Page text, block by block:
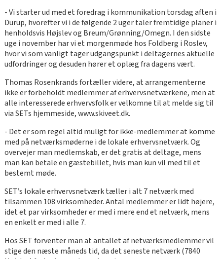
- Vi starter ud med et foredrag i kommunikation torsdag aften i
Durup, hvorefter vi i de følgende 2 uger taler fremtidige planer i
henholdsvis Højslev og Breum/Grønning/Omegn. I den sidste
uge i november har vi et morgenmøde hos Foldberg i Roslev,
hvor vi som vanligt tager udgangspunkt i deltagernes aktuelle
udfordringer og desuden hører et oplæg fra dagens vært.
Thomas Rosenkrands fortæller videre, at arrangementerne
ikke er forbeholdt medlemmer af erhvervsnetværkene, men at
alle interesserede erhvervsfolk er velkomne til at melde sig til
via SETs hjemmeside, www.skiveet.dk.
- Det er som regel altid muligt for ikke-medlemmer at komme
med på netværksmøderne i de lokale erhvervsnetværk. Og
overvejer man medlemskab, er det gratis at deltage, mens
man kan betale en gæstebillet, hvis man kun vil med til et
bestemt møde.
SET’s lokale erhvervsnetværk tæller i alt 7 netværk med
tilsammen 108 virksomheder. Antal medlemmer er lidt højere,
idet et par virksomheder er med i mere end et netværk, mens
en enkelt er med i alle 7.
Hos SET forventer man at antallet af netværksmedlemmer vil
stige den næste måneds tid, da det seneste netværk (7840